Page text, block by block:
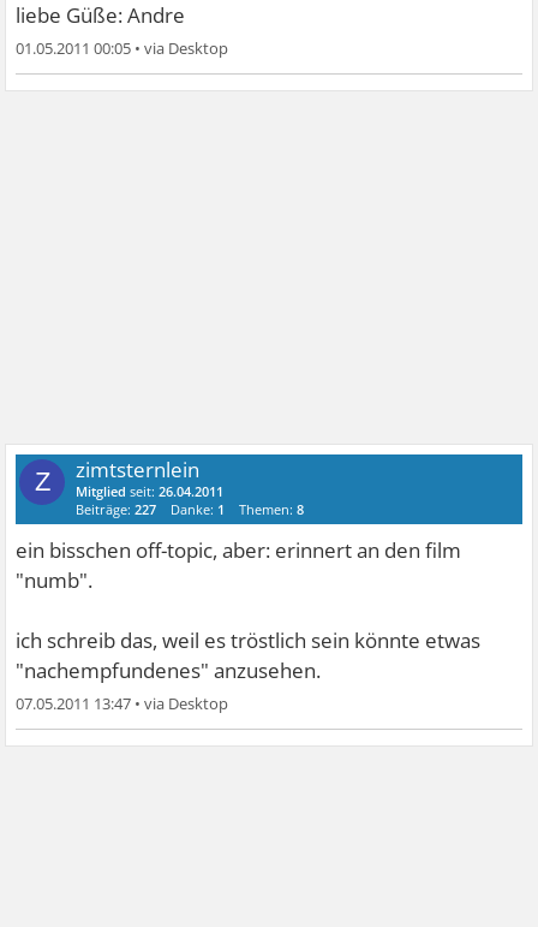
liebe Güße: Andre
01.05.2011 00:05 •
Z zimtsternlein
Mitglied seit:26.04.2011
Beiträge:227 Danke: 1 Themen:8
ein bisschen off-topic, aber: erinnert an den film
"numb".
ich schreib das, weil es tröstlich sein könnte etwas
"nachempfundenes" anzusehen.
07.05.2011 13:47 •